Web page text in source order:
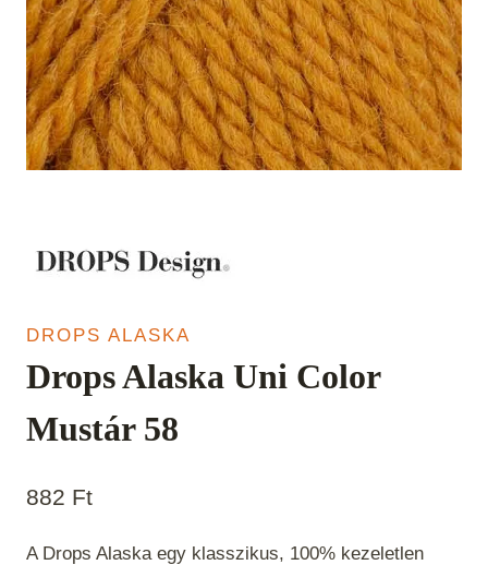
DROPS ALASKA
Drops Alaska Uni Color
Mustár 58
882 Ft
A Drops Alaska egy klasszikus, 100% kezeletlen